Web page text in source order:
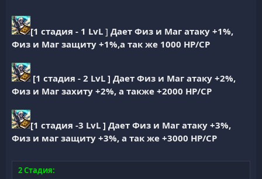
[1 стадия - 1 LvL ] Дает Физ и Маг атаку +1%,
Физ и Маг защиту +1%,а так же 1000 HP/CP
[1 стадия - 2 LvL ] Дает Физ и Маг атаку +2%,
Физ и Маг захиту +2%, а также +2000 HP/CP
[1 стадия -3 LvL ] Дает Физ и Маг атаку +3%,
Физ и маг защиту +3%, а так же +3000 HP/CP
2 Стадия: